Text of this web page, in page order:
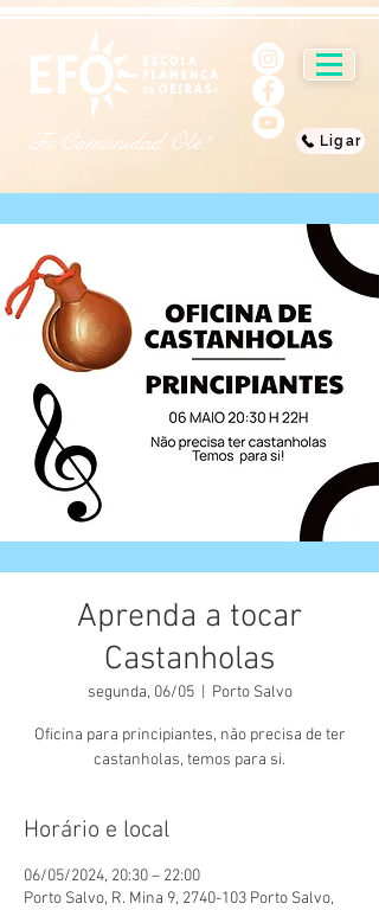
Tu Comunidad Ole! Ligar
Aprenda a tocar
Castanholas
segunda, 06/05
  |
Porto Salvo
Oficina para principiantes, não precisa de ter
castanholas, temos para si.
Horário e local
06/05/2024, 20:30 – 22:00
Porto Salvo, R. Mina 9, 2740-103 Porto Salvo,